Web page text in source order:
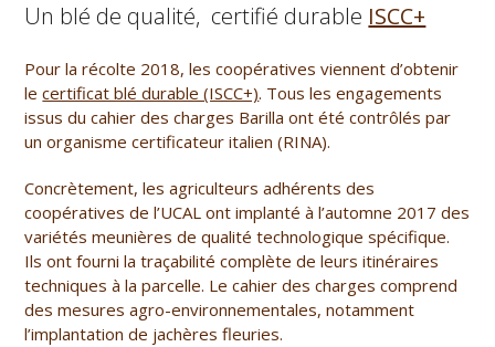
Un blé de qualité, certifié durable ISCC+
Pour la récolte 2018, les coopératives viennent d’obtenir
lecertificat blé durable (ISCC+). Tous les engagements
issus du cahier des charges Barilla ont été contrôlés par
un organisme certificateur italien (RINA).
Concrètement, les agriculteurs adhérents des
coopératives de l’UCAL ont implanté à l’automne 2017 des
variétés meunières de qualité technologique spécifique.
Ils ont fourni la traçabilité complète de leurs itinéraires
techniques à la parcelle. Le cahier des charges comprend
des mesures agro-environnementales, notamment
l’implantation de jachères fleuries.